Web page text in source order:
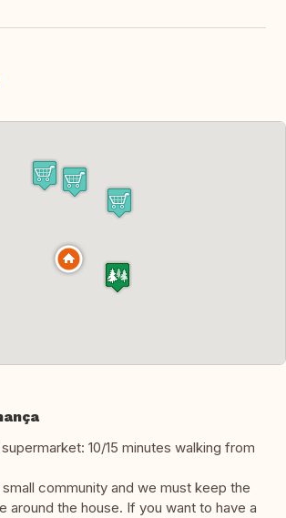
10/15 minutes walking from
community and we must keep the
around the house. If you want to have a